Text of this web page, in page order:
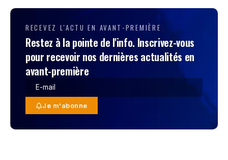
RECEVEZ L'ACTU EN AVANT-PREMIÈRE
Restez à la pointe de l'info. Inscrivez-vous
pour recevoir nos dernières actualités en
avant-première
Je m'abonne